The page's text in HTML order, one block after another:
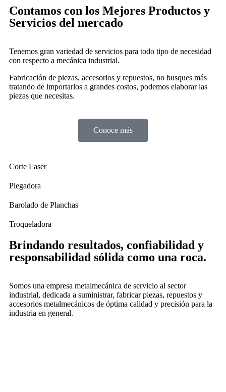
Contamos con los Mejores Productos y
Servicios del mercado
Tenemos gran variedad de servicios para todo tipo de necesidad
con respecto a mecánica industrial.
Fabricación de piezas, accesorios y repuestos, no busques más
tratando de importarlos a grandes costos, podemos elaborar las
piezas que necesitas.
Conoce más
Corte Laser
Plegadora
Barolado de Planchas
Troqueladora
Brindando resultados, confiabilidad y
responsabilidad sólida como una roca.
Somos una empresa metalmecánica de servicio al sector
industrial, dedicada a suministrar, fabricar piezas, repuestos y
accesorios metalmecánicos de óptima calidad y precisión para la
industria en general.